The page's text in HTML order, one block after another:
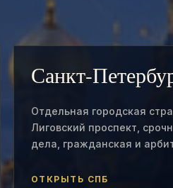
Санкт-
Отдельная городская
Лиговский проспект,
дела, гражданская и
ОТКРЫТЬ СПБ